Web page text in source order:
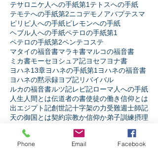
テサロニケ人への手紙第1 テトスへの手紙
テモテへの手紙第2ニコデモ ノアバプテスマ
ピリピ人への手紙ピレモンへの手紙
ヘブル人への手紙ペテロの手紙第1
ペテロの手紙第2ペンテコステ
マタイの福音書マラキ書マルコの福音書
ミカ書モーセヨシュア記ヨセフヨナ書
ヨハネ13章ヨハネの手紙第1 ヨハネの福音書
ヨハネの黙示録ヨブ記リバイバル
ルカの福音書ルツ記レビ記ローマ人への手紙
人生 人間とは伝道者の書使徒の働き信仰とは
出エジプト記創世記十字架の力受難週士師記
天の御国とは契約宗教か信仰か弟子訓練摂理
神と人 第1サムエル記第1列王記
第1歴代誌
第2サムエル記
第2列王記 第2歴代誌箴言詩篇
Phone Email Facebook